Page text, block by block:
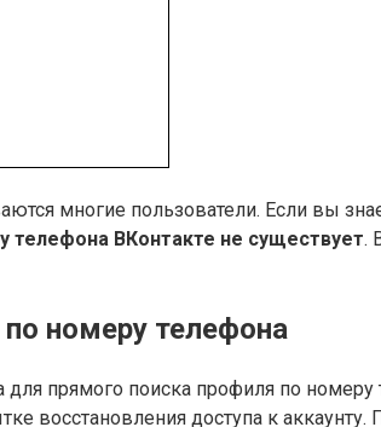
многие пользователи. Если вы
телефона ВКонтакте не существует.
номеру телефона
прямого поиска профиля по номеру
восстановления доступа к аккаунту.